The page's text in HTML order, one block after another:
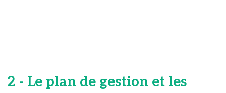
2 - Le plan de gestion et les